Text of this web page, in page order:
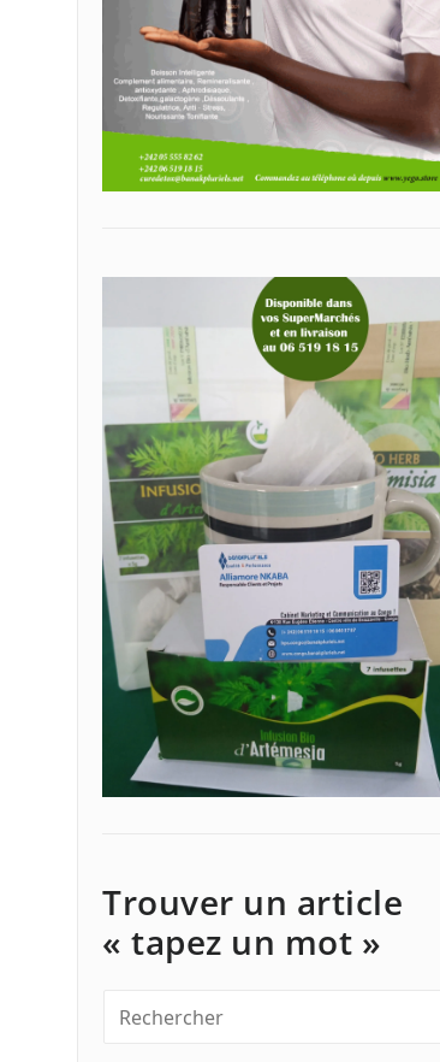
Trouver un article
« tapez un mot »